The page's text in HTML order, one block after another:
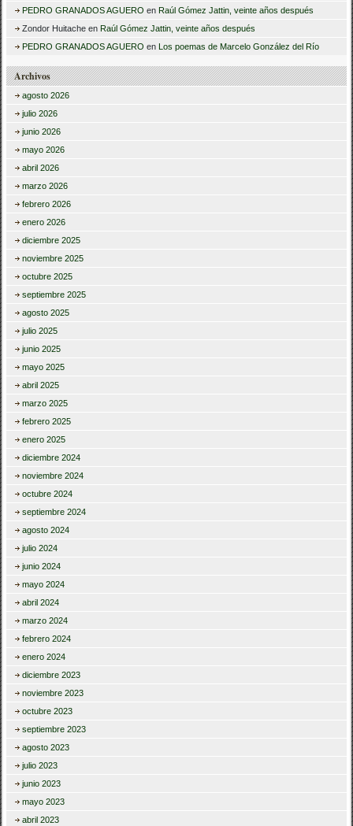
PEDRO GRANADOS AGUERO en Raúl Gómez Jattin, veinte años después
Zondor Huitache en Raúl Gómez Jattin, veinte años después
PEDRO GRANADOS AGUERO en Los poemas de Marcelo González del Río
Archivos
agosto 2026
julio 2026
junio 2026
mayo 2026
abril 2026
marzo 2026
febrero 2026
enero 2026
diciembre 2025
noviembre 2025
octubre 2025
septiembre 2025
agosto 2025
julio 2025
junio 2025
mayo 2025
abril 2025
marzo 2025
febrero 2025
enero 2025
diciembre 2024
noviembre 2024
octubre 2024
septiembre 2024
agosto 2024
julio 2024
junio 2024
mayo 2024
abril 2024
marzo 2024
febrero 2024
enero 2024
diciembre 2023
noviembre 2023
octubre 2023
septiembre 2023
agosto 2023
julio 2023
junio 2023
mayo 2023
abril 2023